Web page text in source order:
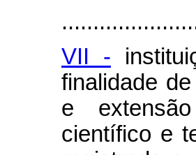
VII -
finalidade
e
científico e